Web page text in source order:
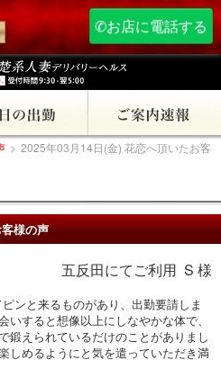
✆お店に電話する
> 2025年03月14日(金) 花恋へ頂いたお客
様の声
五反田にてご利用 S 様
ンと来るものがあり、出勤要請しま
いすると想像以上にしなやかな体で、
鍛えられているだけのことがありまし
しめるようにと気を遣っていただき満